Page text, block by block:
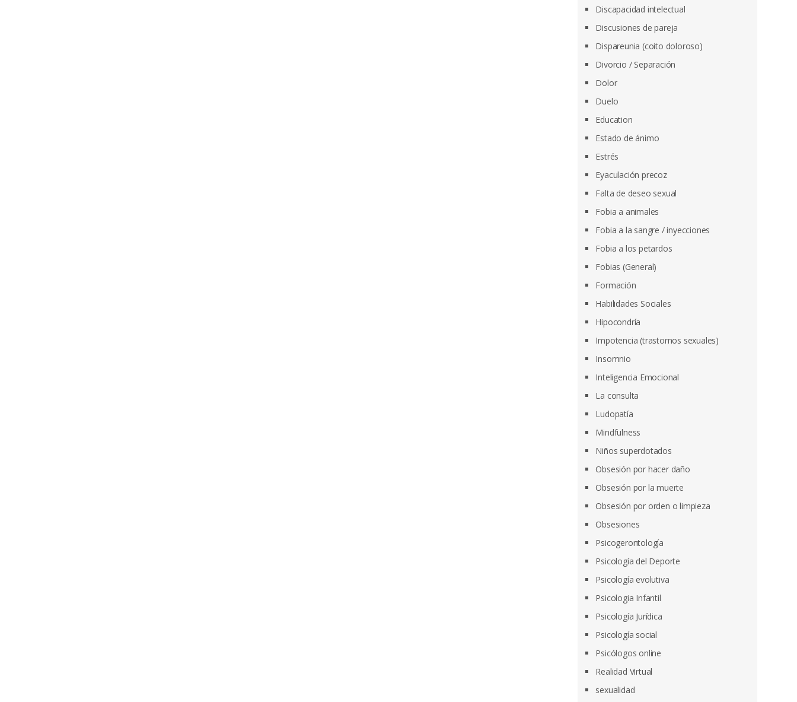
Discapacidad intelectual
Discusiones de pareja
Dispareunia (coito doloroso)
Divorcio / Separación
Dolor
Duelo
Education
Estado de ánimo
Estrés
Eyaculación precoz
Falta de deseo sexual
Fobia a animales
Fobia a la sangre / inyecciones
Fobia a los petardos
Fobias (General)
Formación
Habilidades Sociales
Hipocondría
Impotencia (trastornos sexuales)
Insomnio
Inteligencia Emocional
La consulta
Ludopatía
Mindfulness
Niños superdotados
Obsesión por hacer daño
Obsesión por la muerte
Obsesión por orden o limpieza
Obsesiones
Psicogerontología
Psicología del Deporte
Psicología evolutiva
Psicologia Infantil
Psicología Jurídica
Psicología social
Psicólogos online
Realidad Virtual
sexualidad